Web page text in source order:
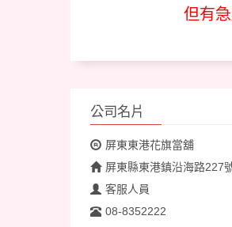
但有
公司名片
屏東東港花旗當舖
屏東縣東港鎮沿海路227
客服人員
08-8352222